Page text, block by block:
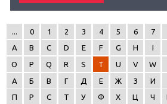
0 1 2 3 4 5 6 7
A
B C D E F G H I
O
P Q R S T U V W
А
Б В Г Д Е Ж З И
П
Р С Т У Ф Х Ц Ч